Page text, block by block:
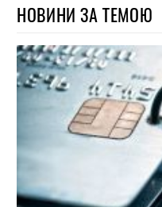
НОВИНИ ЗА ТЕМОЮ